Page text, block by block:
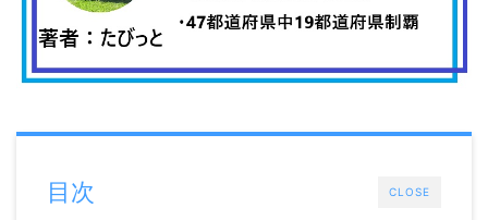
CLOSE
目次